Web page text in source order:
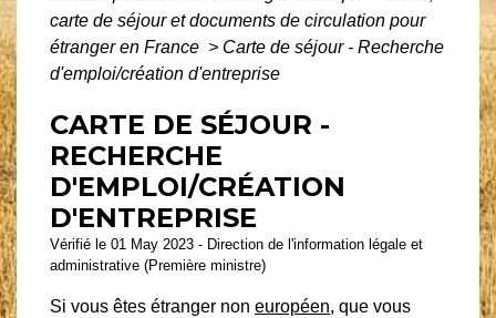
carte de séjour et documents de circulation pour
étranger en France > Carte de séjour - Recherche
d'emploi/création d'entreprise
CARTE DE SÉJOUR -
RECHERCHE
D'EMPLOI/CRÉATION
D'ENTREPRISE
Vérifié le 01 May 2023 - Direction de l'information légale et
administrative (Première ministre)
Si vous êtes étranger non européen, que vous